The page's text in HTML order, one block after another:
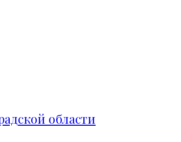
области